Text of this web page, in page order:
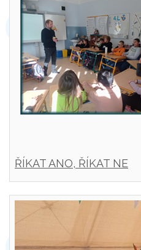
ŘÍKAT ANO, ŘÍKAT NE